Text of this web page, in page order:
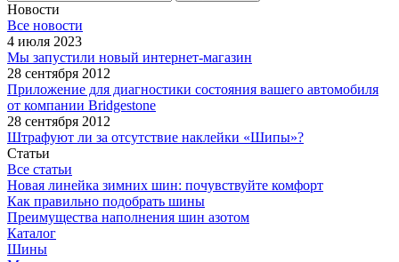
Новости
Все новости
4 июля 2023
Мы запустили новый интернет-магазин
28 сентября 2012
Приложение для диагностики состояния вашего автомобиля
от компании Bridgestone
28 сентября 2012
Штрафуют ли за отсутствие наклейки «Шипы»?
Статьи
Все статьи
Новая линейка зимних шин: почувствуйте комфорт
Как правильно подобрать шины
Преимущества наполнения шин азотом
Каталог
Шины